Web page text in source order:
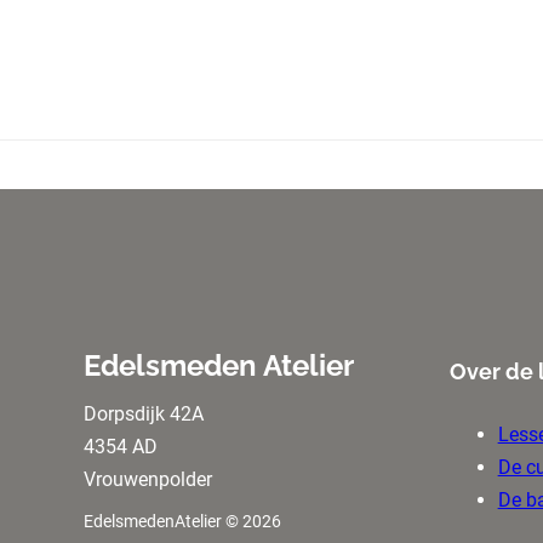
Edelsmeden Atelier
Dorpsdijk 42A
4354 AD
Vrouwenpolder
EdelsmedenAtelier © 2026
Over de
De
De